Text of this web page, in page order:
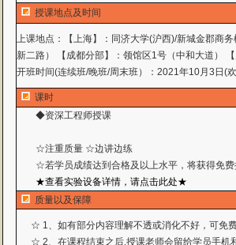
授课地点及时间
上课地点：
【上海】：同济大学(沪西)/新城金郡商
新二路） 【成都分部】：领馆区1号（中和大道）
开班时间(连续班/晚班/周末班）：2021年10月3日(
课时
◆资深工程师授课
☆注重质量 ☆边讲边练
☆若学员成绩达到合格及以上水平，将获得免费
★查看实验设备详情，请点击此处★
质量以及保障
☆ 1、如有部分内容理解不透或消化不好，可免费
☆ 2、在课程结束之后,授课老师会留给学员手机